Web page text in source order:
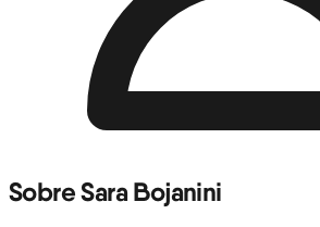
Sobre Sara Bojanini